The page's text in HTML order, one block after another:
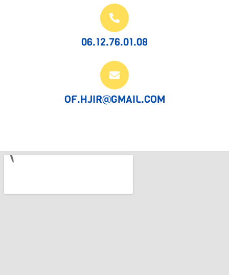
06.12.76.01.08
OF.HJIR@GMAIL.COM